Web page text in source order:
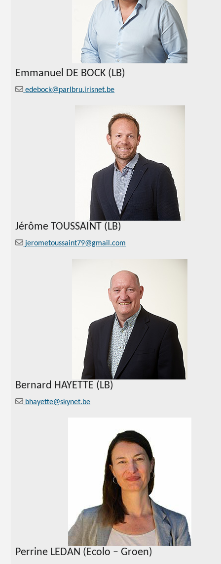
Emmanuel DE BOCK (LB)
edebock@parlbru.irisnet.be
JérômeTOUSSAINT (LB)
jerometoussaint79@gmail.com
Bernard HAYETTE (LB)
bhayette@skynet.be
Perrine LEDAN (Ecolo – Groen)